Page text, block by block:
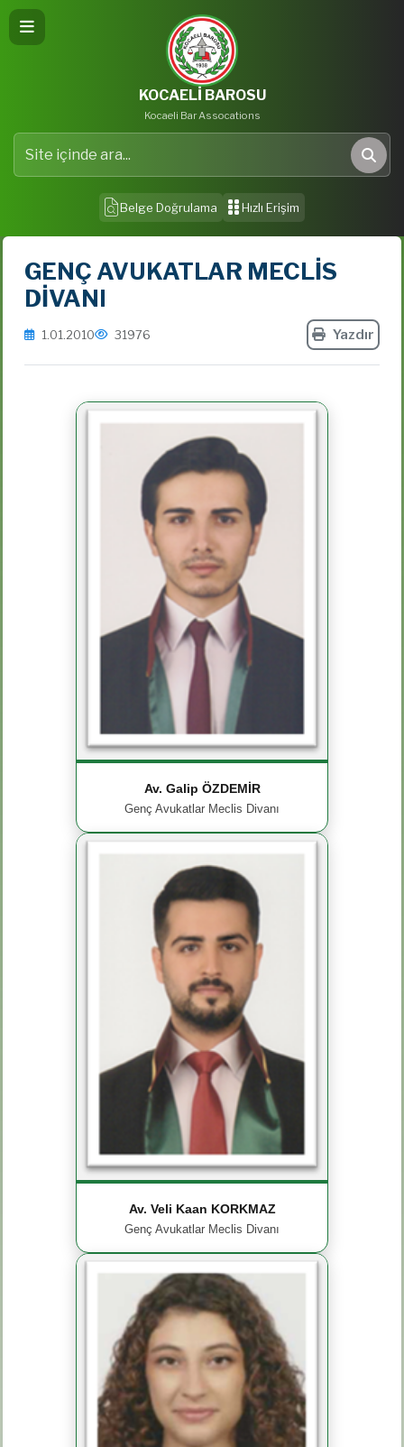
KOCAELİ BAROSU
Kocaeli Bar Assocations
Site içinde ara
Ara
Belge Doğrulama Hızlı Erişim
GENÇ AVUKATLAR MECLİS
DİVANI
1.01.2010 31976 Yazdır
Av. Galip ÖZDEMİR
Genç Avukatlar Meclis Divanı
Av. Veli Kaan KORKMAZ
Genç Avukatlar Meclis Divanı